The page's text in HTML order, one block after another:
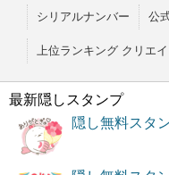
シリアルナンバー 公
上位ランキング クリエ
最新隠しスタンプ
隠し無料スタ